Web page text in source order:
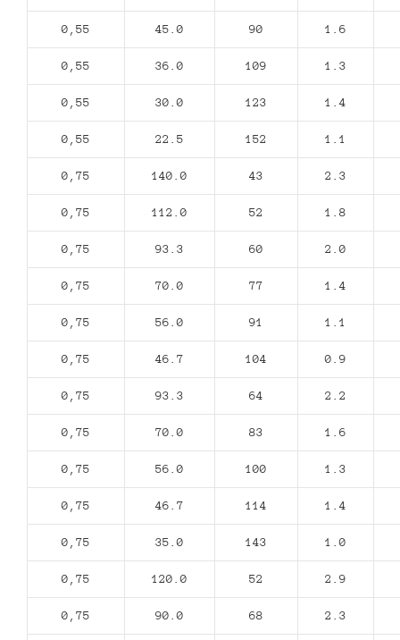
0,55 45.0 90 1.6
0,55 36.0 109 1.3
0,55 30.0 123 1.4
0,55 22.5 152 1.1
0,75 140.0 43 2.3
0,75 112.0 52 1.8
0,75 93.3 60 2.0
0,75 70.0 77 1.4
0,75 56.0 91 1.1
0,75 46.7 104 0.9
0,75 93.3 64 2.2
0,75 70.0 83 1.6
0,75 56.0 100 1.3
0,75 46.7 114 1.4
0,75 35.0 143 1.0
0,75 120.0 52 2.9
0,75 90.0 68 2.3